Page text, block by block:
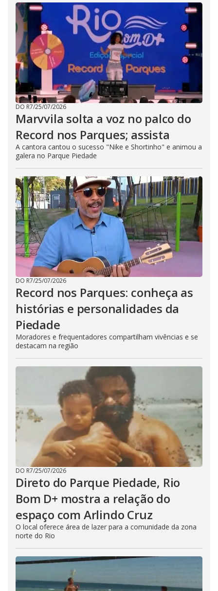
DO R7/25/07/2026
Marvvila solta a voz no palco do
Record nos Parques; assista
A cantora cantou o sucesso "Nike e Shortinho" e animou a
galera no Parque Piedade
DO R7/25/07/2026
Record nos Parques: conheça as
histórias e personalidades da
Piedade
Moradores e frequentadores compartilham vivências e se
destacam na região
DO R7/25/07/2026
Direto do Parque Piedade, Rio
Bom D+ mostra a relação do
espaço com Arlindo Cruz
O local oferece área de lazer para a comunidade da zona
norte do Rio